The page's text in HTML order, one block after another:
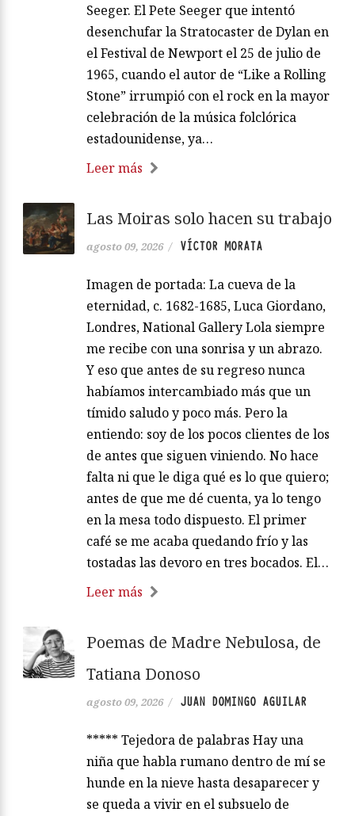
Seeger. El Pete Seeger que intentó
desenchufar la Stratocaster de Dylan en
el Festival de Newport el 25 de julio de
1965, cuando el autor de “Like a Rolling
Stone” irrumpió con el rock en la mayor
celebración de la música folclórica
estadounidense, ya…
Leer más
Las Moiras solo hacen su trabajo
agosto 09, 2026 / VÍCTOR MORATA
Imagen de portada: La cueva de la
eternidad, c. 1682-1685, Luca Giordano,
Londres, National Gallery Lola siempre
me recibe con una sonrisa y un abrazo.
Y eso que antes de su regreso nunca
habíamos intercambiado más que un
tímido saludo y poco más. Pero la
entiendo: soy de los pocos clientes de los
de antes que siguen viniendo. No hace
falta ni que le diga qué es lo que quiero;
antes de que me dé cuenta, ya lo tengo
en la mesa todo dispuesto. El primer
café se me acaba quedando frío y las
tostadas las devoro en tres bocados. El…
Leer más
Poemas de Madre Nebulosa, de
Tatiana Donoso
agosto 09, 2026 / JUAN DOMINGO AGUILAR
***** Tejedora de palabras Hay una
niña que habla rumano dentro de mí se
hunde en la nieve hasta desaparecer y
se queda a vivir en el subsuelo de